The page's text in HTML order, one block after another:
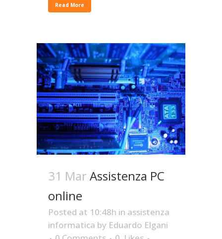
Read More
31 Mar Assistenza PC
online
Posted at 10:48h in assistenza
informatica by Eduardo Elgani